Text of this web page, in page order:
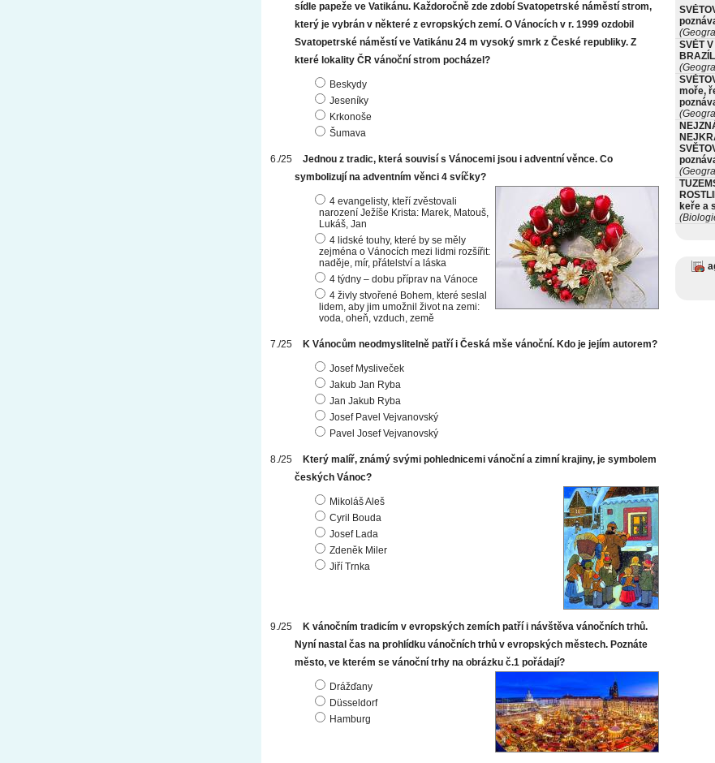
sídle papeže ve Vatikánu. Každoročně zde zdobí Svatopetrské náměstí strom,
který je vybrán v některé z evropských zemí. O Vánocích v r. 1999 ozdobil
Svatopetrské náměstí ve Vatikánu 24 m vysoký smrk z České republiky. Z
které lokality ČR vánoční strom pocházel?
Beskydy
Jeseníky
Krkonoše
Šumava
Jednou z tradic, která souvisí s Vánocemi jsou i adventní věnce. Co
symbolizují na adventním věnci 4 svíčky?
4 evangelisty, kteří zvěstovali
narození Ježíše Krista: Marek, Matouš,
Lukáš, Jan
4 lidské touhy, které by se měly
zejména o Vánocích mezi lidmi rozšířit:
naděje, mír, přátelství a láska
4 týdny – dobu příprav na Vánoce
4 živly stvořené Bohem, které seslal
lidem, aby jim umožnil život na zemi:
voda, oheň, vzduch, země
K Vánocům neodmyslitelně patří i Česká mše vánoční. Kdo je jejím autorem?
Josef Mysliveček
Jakub Jan Ryba
Jan Jakub Ryba
Josef Pavel Vejvanovský
Pavel Josef Vejvanovský
Který malíř, známý svými pohlednicemi vánoční a zimní krajiny, je symbolem
českých Vánoc?
Mikoláš Aleš
Cyril Bouda
Josef Lada
Zdeněk Miler
Jiří Trnka
K vánočním tradicím v evropských zemích patří i návštěva vánočních trhů.
Nyní nastal čas na prohlídku vánočních trhů v evropských městech. Poznáte
město, ve kterém se vánoční trhy na obrázku č.1 pořádají?
Drážďany
Düsseldorf
Hamburg
SVĚT
moře,
keře a